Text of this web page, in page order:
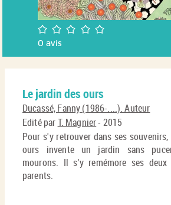
/5
0avis
Le jardin des ours
Ducassé, Fanny (1986-....). Auteur
Edité parT. Magnier- 2015
Pour s'y retrouver dans ses
ours invente un jardin sans
mourons. Il s'y remémore ses deux
parents.